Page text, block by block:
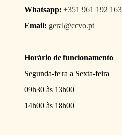
Whatsapp: +351 961 192 163
Email: geral@ccvo.pt
Horário de funcionamento
Segunda-feira a Sexta-feira
09h30 às 13h00
14h00 às 18h00